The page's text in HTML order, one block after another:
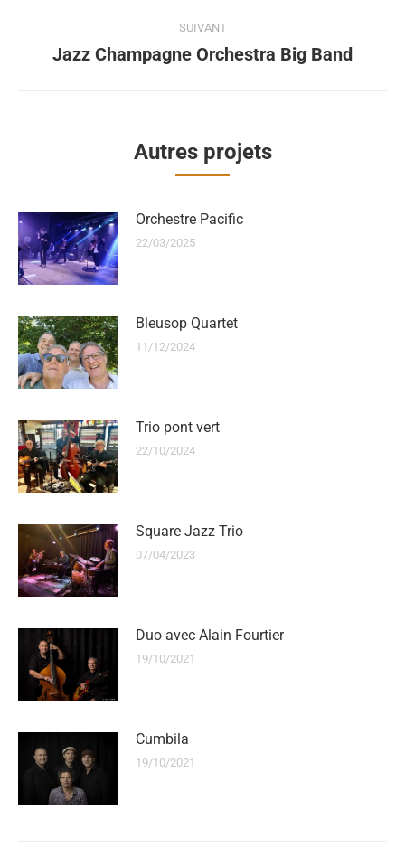
SUIVANT
Jazz Champagne Orchestra Big Band
Autres projets
Orchestre Pacific
22/03/2025
Bleusop Quartet
11/12/2024
Trio pont vert
22/10/2024
Square Jazz Trio
07/04/2023
Duo avec Alain Fourtier
19/10/2021
Cumbila
19/10/2021